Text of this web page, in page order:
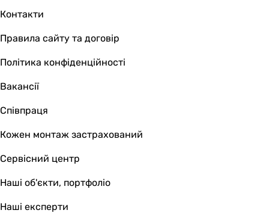
1 564
893грн
Контакти
Правила сайту та договір
Політика конфіденційності
Вакансії
Співпраця
Кожен монтаж застрахований
Сервісний центр
Наші об'єкти, портфоліо
Наші експерти